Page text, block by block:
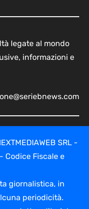
legate al mondo
informazioni e
SRL -
Codice Fiscale e
giornalistica, in
periodicità.